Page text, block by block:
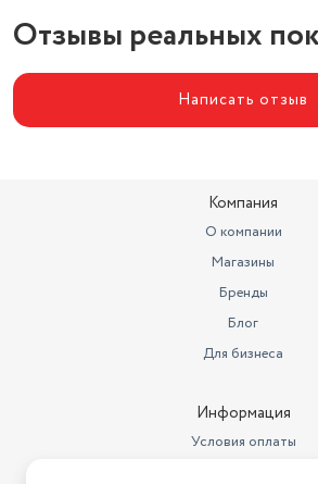
Отзывы реальных
Написать отзыв
Компания
О компании
Магазины
Бренды
Блог
Для бизнеса
Информация
Условия оплаты